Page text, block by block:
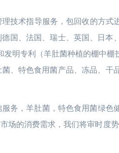
术指导服务，包回收的方式
国、法国、瑞士、英国、
日本
明专利（羊肚菌种植的棚中
、特色食用菌产品、冻品、干
务，羊肚菌，特色食用菌绿
的消费需求，我们将审时度